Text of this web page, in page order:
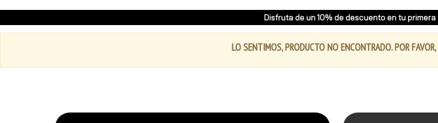
Disfruta de un 10% de descuento en tu
LO SENTIMOS, PRODUCTO NO ENCONTRADO. POR